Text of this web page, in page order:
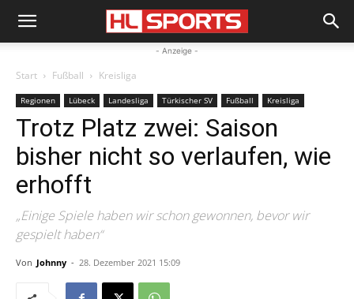
- Anzeige -
Start Fußball Kreisliga
Regionen Lübeck Landesliga Türkischer SV Fußball Kreisliga
Trotz Platz zwei: Saison
bisher nicht so verlaufen, wie
erhofft
„Einige Spiele haben wir schon gewonnen, bevor wir
gespielt haben“
Von Johnny - 28. Dezember 2021 15:09